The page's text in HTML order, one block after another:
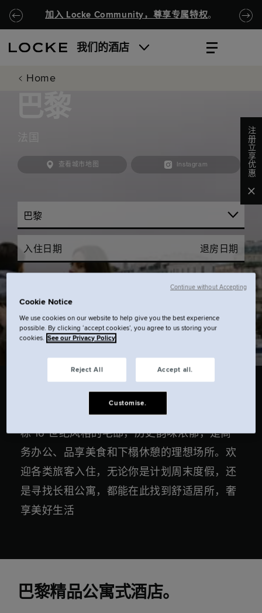
跳至主要内容
Locke.Header.SkipToNav
加入 Locke Community，尊享专属特权。
我们的酒店
Home
查看城市地图 Instagram
入住日期 退房日期
搜索.
我们的巴黎公寓式酒店坐落在第五区，拥有两
栋 16 世纪风格的宅邸，历史韵味浓郁，是商
务办公、品享美食和下榻休憩的理想场所。欢
迎各类旅客入住，无论你是计划周末度假，还
是寻找长租公寓，都能在此找到舒适居所，奢
享美好生活
巴黎精品公寓式酒店。
注册立享优惠
Cookie Notice
We use cookies on our website to help give you the best experience
possible. By clicking ‘accept cookies’, you agree to us storing your
cookies. See our Privacy Policy
Reject All Accept all.
Customise.
Continue without Accepting